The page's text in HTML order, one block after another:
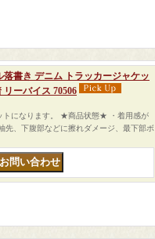
落書き デニム トラッカージャケッ
リーバイス 70506
トになります。 ★商品状態★ ・着用感が
先、下腹部などに擦れダメージ、最下部ボ